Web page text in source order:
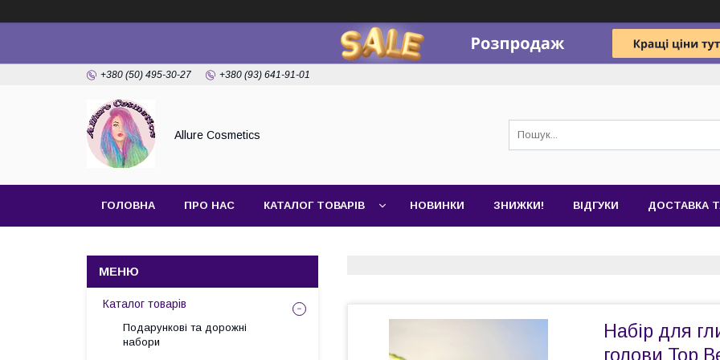
+380 (50) 495-30-27 +380 (93) 641-91-01
Allure Cosmetics
ГОЛОВНА ПРО НАС КАТАЛОГ ТОВАРІВ НОВИНКИ ЗНИЖКИ! ВІДГУКИ ДОСТАВКА
Набір для
голови Top
Каталог товарів
Подарункові та дорожні
набори